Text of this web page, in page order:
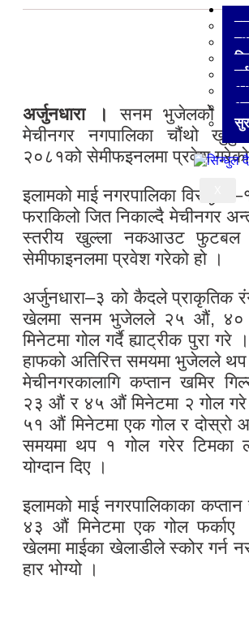
अर्जुनधारा ।
सनम भुजेलको ४
मेचीनगर नगपालिका चौंथो
२०८१को सेमीफइनलमा प्रवेश
इलामको माई नगरपालिका विरुद्ध
फराकिलो जित निकाल्दै मेचीनगर
स्तरीय खुल्ला नकआउट फुटबल
सेमीफाइनलमा प्रवेश गरेको हो ।
अर्जुनधारा–३ को कैदले प्राकृतिक
खेलमा सनम भुजेलले २५ औं,
मिनेटमा गोल गर्दै ह्याट्रीक पुरा
हाफको अतिरित्त समयमा भुजेलले
मेचीनगरकालागि कप्तान खमिर
२३ औं र ४५ औं मिनेटमा २ गोल
५१ औं मिनेटमा एक गोल र दोस्रो
समयमा थप १ गोल गरेर टिमका
योग्दान दिए ।
इलामको माई नगरपालिकाका
४३ औं मिनेटमा एक गोल फर्काए
खेलमा माईका खेलाडीले स्कोर गर्न
हार भोग्यो ।